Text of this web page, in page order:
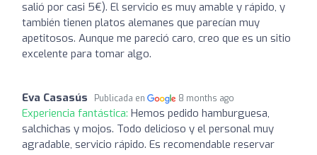
salió por casi 5€). El servicio es muy amable y rápido, y
también tienen platos alemanes que parecían muy
apetitosos. Aunque me pareció caro, creo que es un sitio
excelente para tomar algo.
Eva Casasús Publicada en 8 months ago
Experiencia fantástica: Hemos pedido hamburguesa,
salchichas y mojos. Todo delicioso y el personal muy
agradable, servicio rápido. Es recomendable reservar